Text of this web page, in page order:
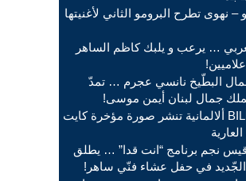
– نهوى تطرح البرومو الثاني لأغنيتها
… يرعب و يلبك كاظم الساهر
البطّيخ نانسي عجرم … تمدّ
جمال لبنان أيمن موسى!
- مجلةBILD ألالمانية تنشر صورة مؤخرة كايت
نجم برنامج “انت قدا” … يطلق
في حفل عشاء فنّي ساهر!